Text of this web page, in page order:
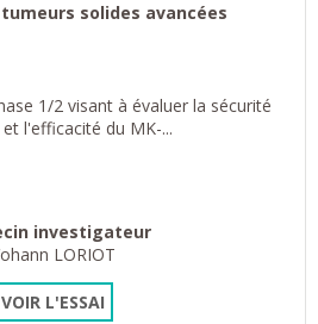
solides avancées
1/2 visant à évaluer la sécurité
l'efficacité du MK-...
investigateur
LORIOT
VOIR L'ESSAI